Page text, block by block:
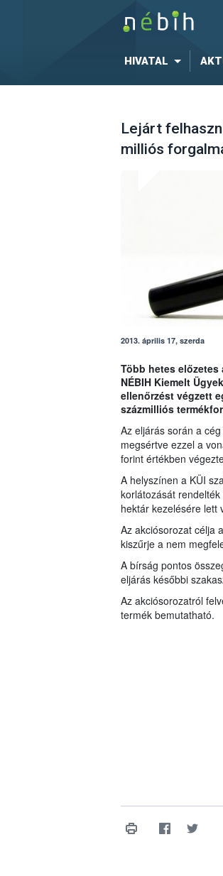
HIVATAL
Lejárt
milliós
2013. április 17, szerda
Több hetes
NÉBIH Kiemelt
ellenőrzést végzett
százmilliós
Az eljárás során a
megsértve ezzel a
forint értékben
A helyszínen a KÜI
korlátozását
hektár kezelésére lett
Az akciósorozat célja
kiszűrje a nem
A bírság pontos
eljárás későbbi
Az akciósorozatról
termék bemutatható.